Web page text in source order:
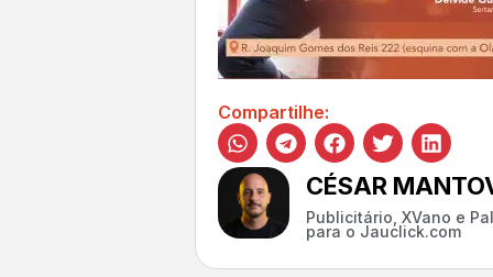
Compartilhe:
CÉSAR
Publicitário, XVano e
para o Jauclick.com